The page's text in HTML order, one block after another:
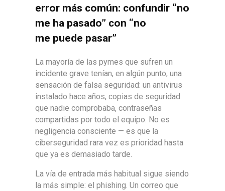
error más común: confundir “no
me ha pasado” con “no
me puede pasar”
La mayoría de las pymes que sufren un
incidente grave tenían, en algún punto, una
sensación de falsa seguridad: un antivirus
instalado hace años, copias de seguridad
que nadie comprobaba, contraseñas
compartidas por todo el equipo. No es
negligencia consciente — es que la
ciberseguridad rara vez es prioridad hasta
que ya es demasiado tarde.
La vía de entrada más habitual sigue siendo
la más simple: el phishing. Un correo que